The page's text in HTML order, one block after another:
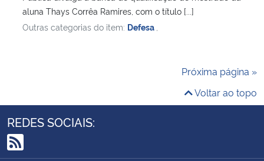
aluna Thays Corrêa Ramires, com o título [...]
Outras categorias do item: Defesa
Próxima página »
Voltar ao topo
REDES SOCIAIS: